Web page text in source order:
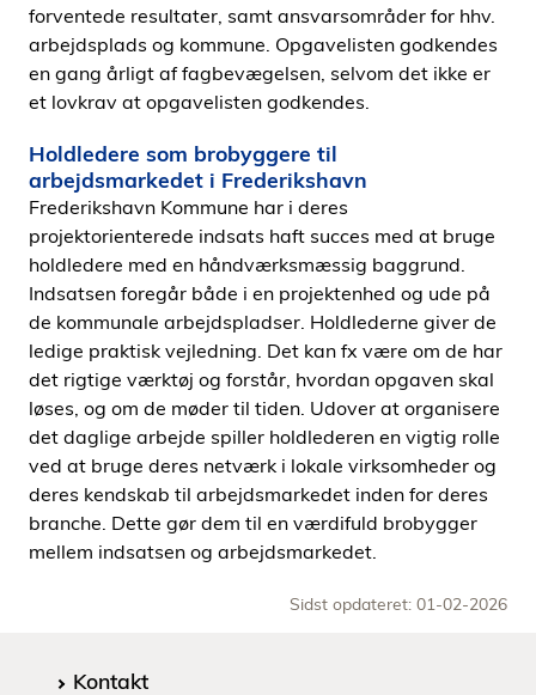
forventede resultater, samt ansvarsområder for hhv.
arbejdsplads og kommune. Opgavelisten godkendes
en gang årligt af fagbevægelsen, selvom det ikke er
et lovkrav at opgavelisten godkendes.
Holdledere som brobyggere til
arbejdsmarkedet i Frederikshavn
Frederikshavn Kommune har i deres
projektorienterede indsats haft succes med at bruge
holdledere med en håndværksmæssig baggrund.
Indsatsen foregår både i en projektenhed og ude på
de kommunale arbejdspladser. Holdlederne giver de
ledige praktisk vejledning. Det kan fx være om de har
det rigtige værktøj og forstår, hvordan opgaven skal
løses, og om de møder til tiden. Udover at organisere
det daglige arbejde spiller holdlederen en vigtig rolle
ved at bruge deres netværk i lokale virksomheder og
deres kendskab til arbejdsmarkedet inden for deres
branche. Dette gør dem til en værdifuld brobygger
mellem indsatsen og arbejdsmarkedet.
Sidst opdateret: 01-02-2026
Kontakt